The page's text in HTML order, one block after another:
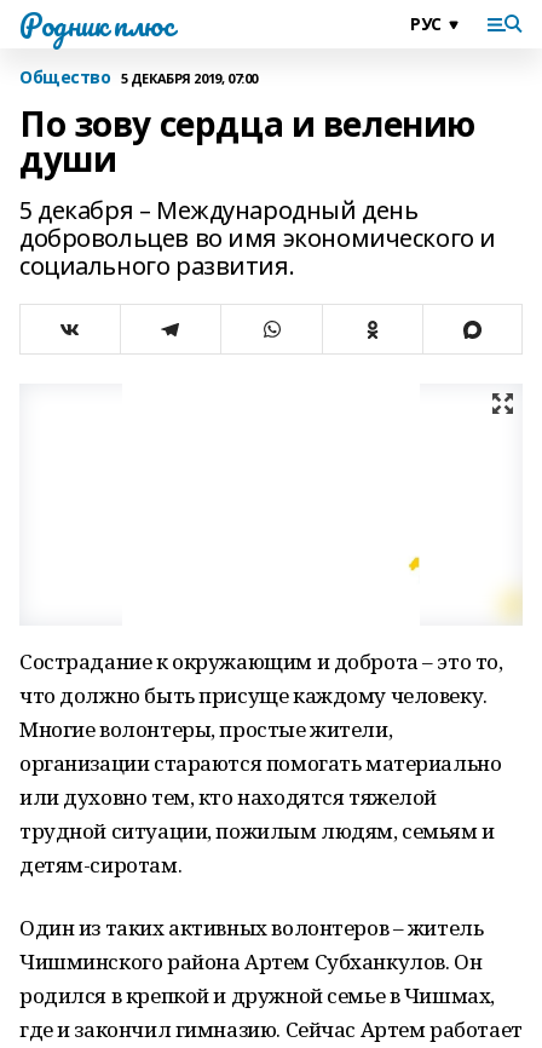
Родник плюс
Общество 5 ДЕКАБРЯ 2019, 07:00
По зову сердца и велению
души
5 декабря – Международный день
добровольцев во имя экономического и
социального развития.
Сострадание к окружающим и доброта – это то,
что должно быть присуще каждому человеку.
Многие волонтеры, простые жители,
организации стараются помогать материально
или духовно тем, кто находятся тяжелой
трудной ситуации, пожилым людям, семьям и
детям-сиротам.
Один из таких активных волонтеров – житель
Чишминского района Артем Субханкулов. Он
родился в крепкой и дружной семье в Чишмах,
где и закончил гимназию. Сейчас Артем работает